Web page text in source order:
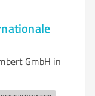
GmbH in